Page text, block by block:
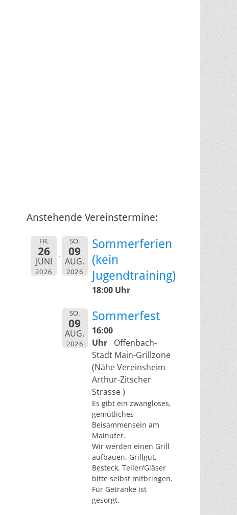
Anstehende Vereinstermine:
FR.
26
JUNI
2026
SO.
09
AUG.
2026
Sommerferien
(kein
Jugendtraining)
18:00 Uhr
SO.
09
AUG.
2026
Sommerfest
16:00
Uhr
Offenbach-
Stadt Main-Grillzone
(Nähe Vereinsheim
Arthur-Zitscher
Strasse )
Es gibt ein zwangloses,
gemütliches
Beisammensein am
Mainufer.
Wir werden einen Grill
aufbauen. Grillgut,
Besteck, Teller/Gläser
bitte selbst mitbringen.
Für Getränke ist
gesorgt.